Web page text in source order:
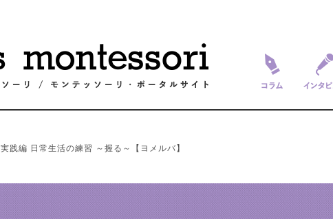
実践編 日常生活の練習 ～握る～【ヨメルバ】